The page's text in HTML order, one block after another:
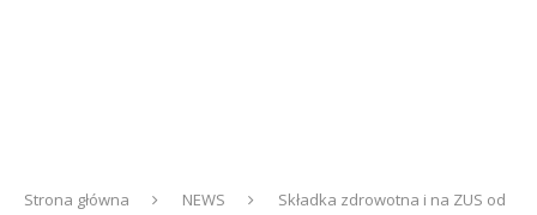
Strona główna NEWS
Składka zdrowotna i na ZUS od